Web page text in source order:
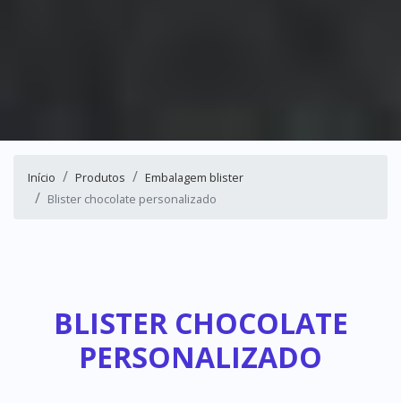
Início Produtos
Embalagem blister
Blister chocolate personalizado
BLISTER CHOCOLATE
PERSONALIZADO